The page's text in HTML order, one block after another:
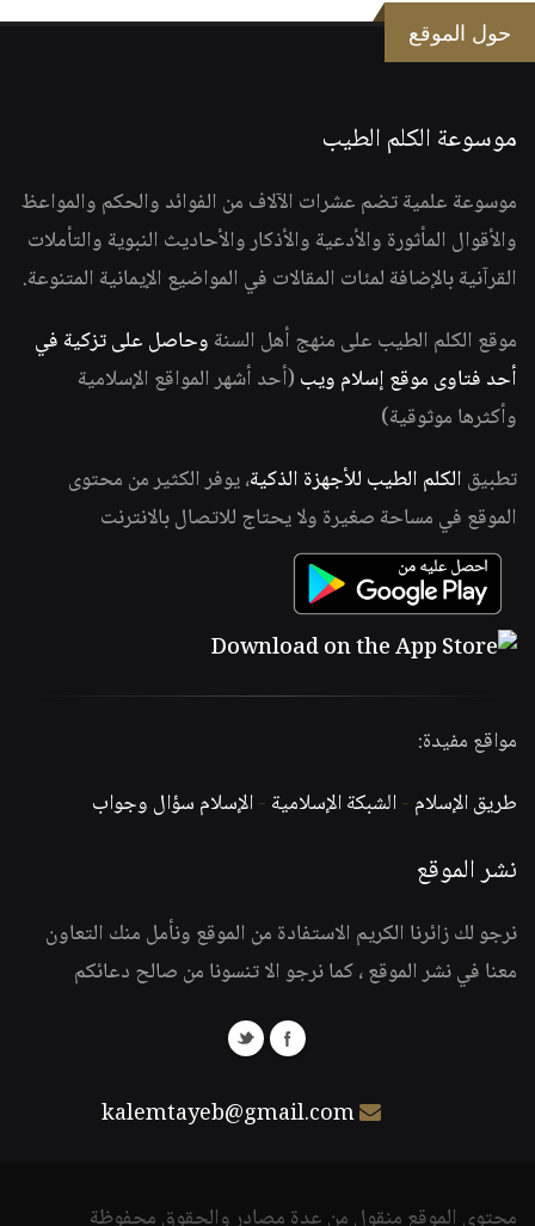
حول الموقع
موسوعة الكلم الطيب
موسوعة علمية تضم عشرات الآلاف من الفوائد والحكم والمواعظ
والأقوال المأثورة والأدعية والأذكار والأحاديث النبوية والتأملات
القرآنية بالإضافة لمئات المقالات في المواضيع الإيمانية المتنوعة.
موقع الكلم الطيب على منهج أهل السنة وحاصل على تزكية في
أحد فتاوى موقع إسلام ويب (أحد أشهر المواقع الإسلامية
وأكثرها موثوقية)
تطبيق الكلم الطيب للأجهزة الذكية، يوفر الكثير من محتوى
الموقع في مساحة صغيرة ولا يحتاج للاتصال بالانترنت
مواقع مفيدة:
طريق الإسلام -الشبكة الإسلامية -الإسلام سؤال وجواب
نشر الموقع
نرجو لك زائرنا الكريم الاستفادة من الموقع ونأمل منك التعاون
معنا في نشر الموقع ، كما نرجو الا تنسونا من صالح دعائكم
kalemtayeb@gmail.com